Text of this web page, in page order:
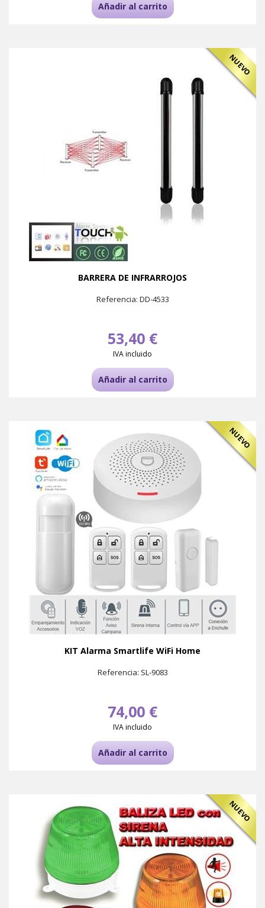
Añadir al carrito
NUEVO
BARRERA DE INFRARROJOS
Referencia: DD-4533
53,40 €
IVA incluido
Añadir al carrito
NUEVO
KIT Alarma Smartlife WiFi Home
Referencia: SL-9083
74,00 €
IVA incluido
Añadir al carrito
NUEVO